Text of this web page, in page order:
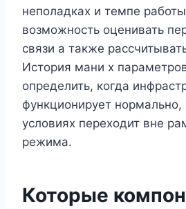
неполадках и темпе
возможность оценивать
связи а также
История мани х
определить, когда
функционирует нормально,
условиях переходит вне
режима.
Которые